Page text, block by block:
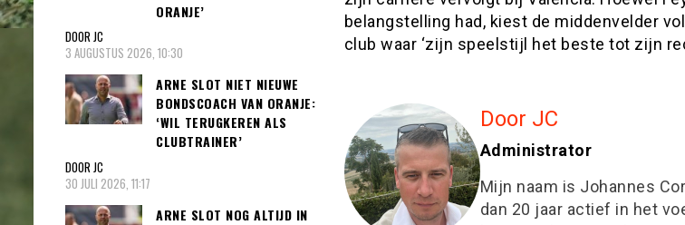
belangstelling had, kiest de middenvelder
club waar ‘zijn speelstijl het beste tot zijn
Door JC
Administrator
Mijn naam is Johannes
dan 20 jaar actief in het
ORANJE’
DOOR JC
3 AUGUSTUS 2026, 10:30
ARNE SLOT NIET NIEUWE
BONDSCOACH VAN ORANJE:
‘WIL TERUGKEREN ALS
CLUBTRAINER’
DOOR JC
30 JULI 2026, 11:17
ARNE SLOT NOG ALTIJD IN